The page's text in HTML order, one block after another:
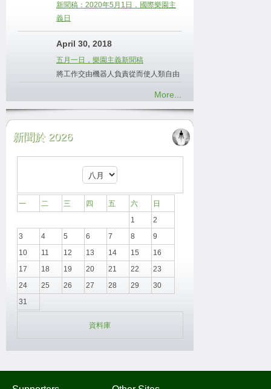
新聞稿：2020年5月1日，國際樂園主
義日
April 30, 2018
五月一日，樂園主義新聞稿
將工作交由機器人負責從而使人類自由
More...
新聞於 2026
一 二 三 四 五 六
日
1
2
3
4 5 6 7 8
9
10
11 12 13 14 15
16
17
18 19 20 21 22
23
24
25 26 27 28 29
30
31
資料庫